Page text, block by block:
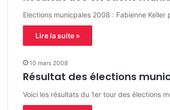
Elections municpales 2008 : Fabienne
Lire la suite »
10 mars 2008
Résultat des élections
Voici les résultats du 1er tour des élections